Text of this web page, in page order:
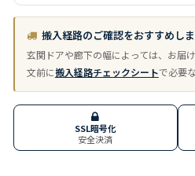
搬入経路のご確認をおすすめし
玄関ドアや廊下の幅によっては、お届
文前に搬入経路チェックシートで必要
SSL暗号化
安全決済